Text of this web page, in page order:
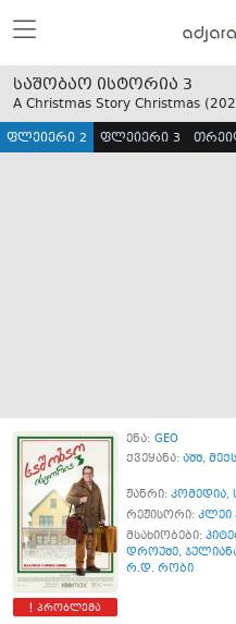
საშობაო ისტორია 3
A Christmas Story Christmas (
ფლეიერი 2 ფლეიერი 3
პრობლემა
ენა: GEO
ქვეყანა: აშშ,
ჟანრი: კომედია,
რეჟისორი: კლეი
მსახიობები:
დროუშე,
რ.დ. რობი